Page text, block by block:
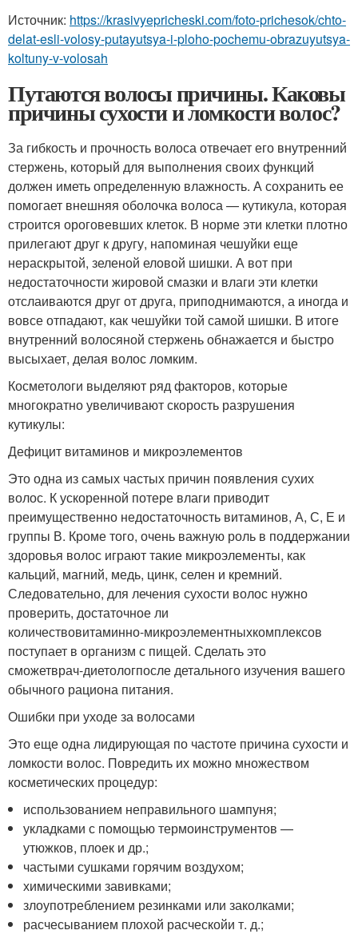
Источник: https://krasivyepricheski.com/foto-prichesok/chto-
delat-esli-volosy-putayutsya-i-ploho-pochemu-obrazuyutsya-
koltuny-v-volosah
Путаются волосы причины. Каковы
причины сухости и ломкости волос?
За гибкость и прочность волоса отвечает его внутренний
стержень, который для выполнения своих функций
должен иметь определенную влажность. А сохранить ее
помогает внешняя оболочка волоса — кутикула, которая
строится ороговевших клеток. В норме эти клетки плотно
прилегают друг к другу, напоминая чешуйки еще
нераскрытой, зеленой еловой шишки. А вот при
недостаточности жировой смазки и влаги эти клетки
отслаиваются друг от друга, приподнимаются, а иногда и
вовсе отпадают, как чешуйки той самой шишки. В итоге
внутренний волосяной стержень обнажается и быстро
высыхает, делая волос ломким.
Косметологи выделяют ряд факторов, которые
многократно увеличивают скорость разрушения
кутикулы:
Дефицит витаминов и микроэлементов
Это одна из самых частых причин появления сухих
волос. К ускоренной потере влаги приводит
преимущественно недостаточность витаминов, А, С, Е и
группы В. Кроме того, очень важную роль в поддержании
здоровья волос играют такие микроэлементы, как
кальций, магний, медь, цинк, селен и кремний.
Следовательно, для лечения сухости волос нужно
проверить, достаточное ли
количествовитаминно-микроэлементныхкомплексов
поступает в организм с пищей. Сделать это
сможетврач-диетологпосле детального изучения вашего
обычного рациона питания.
Ошибки при уходе за волосами
Это еще одна лидирующая по частоте причина сухости и
ломкости волос. Повредить их можно множеством
косметических процедур:
использованием неправильного шампуня;
укладками с помощью термоинструментов —
утюжков, плоек и др.;
частыми сушками горячим воздухом;
химическими завивками;
злоупотреблением резинками или заколками;
расчесыванием плохой расческойи т. д.;